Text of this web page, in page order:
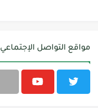
مواقع التواصل الإجتماعي